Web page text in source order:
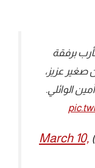
العميد ⁧تركي المالكي⁩ أثناء زيارته لجبهة ⁧مأرب⁩ برفقة
صغير عزيز،
الوائلي.
March 10,